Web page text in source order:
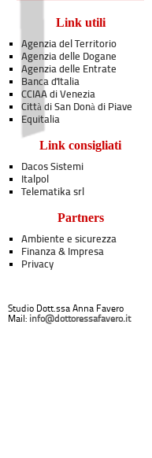
Link utili
Agenzia del Territorio
Agenzia delle Dogane
Agenzia delle Entrate
Banca d'Italia
CCIAA di Venezia
Città di San Donà di Piave
Equitalia
Link consigliati
Dacos Sistemi
Italpol
Telematika srl
Partners
Ambiente e sicurezza
Finanza & Impresa
Privacy
Studio Dott.ssa Anna Favero
Mail: info@dottoressafavero.it